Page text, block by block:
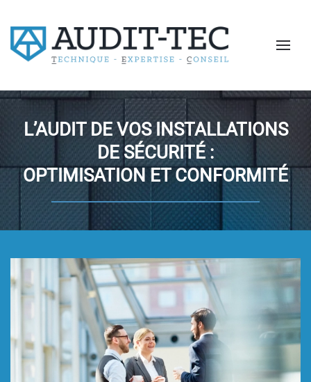
Passer au contenu principal
L’AUDIT DE VOS INSTALLATIONS
DE SÉCURITÉ :
OPTIMISATION ET CONFORMITÉ